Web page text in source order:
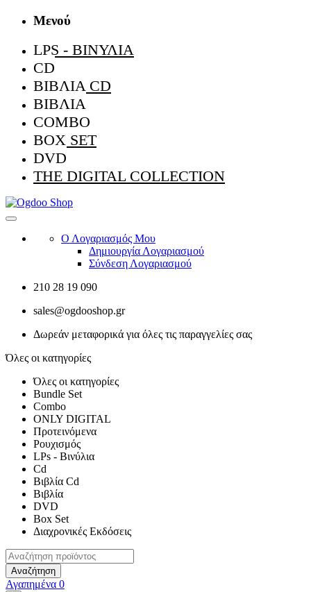
Μενού
LPS - ΒΙΝΎΛΙΑ
CD
ΒΙΒΛΊΑ CD
ΒΙΒΛΊΑ
COMBO
BOX SET
DVD
THE DIGITAL COLLECTION
Ο Λογαριασμός Μου
Δημιουργία Λογαριασμού
Σύνδεση Λογαριασμού
210 28 19 090
sales@ogdooshop.gr
Δωρεάν μεταφορικά για όλες τις παραγγελίες σας
Όλες οι κατηγορίες
Όλες οι κατηγορίες
Bundle Set
Combo
ONLY DIGITAL
Προτεινόμενα
Ρουχισμός
LPs - Βινύλια
Cd
Βιβλία Cd
Βιβλία
DVD
Box Set
Διαχρονικές Εκδόσεις
Αναζήτηση
Αγαπημένα 0